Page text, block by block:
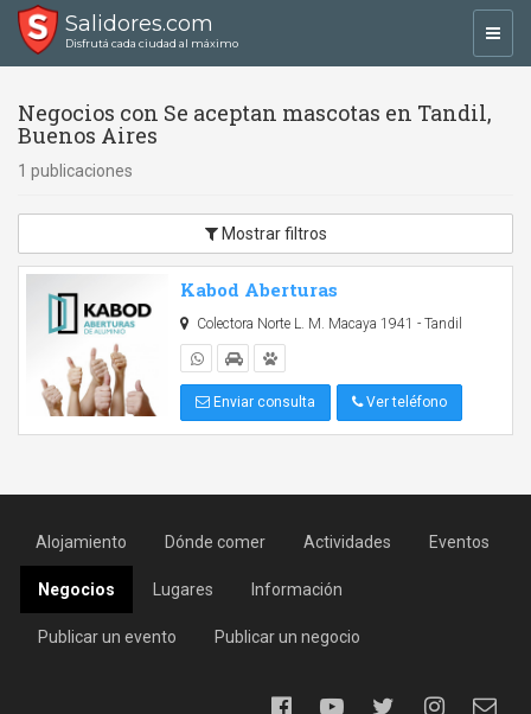
Salidores.com
Disfrutá cada ciudad al máximo
Negocios con Se aceptan mascotas en Tandil,
Buenos Aires
1 publicaciones
Mostrar filtros
Kabod Aberturas
Colectora Norte L. M. Macaya 1941 - Tandil
Enviar consulta Ver teléfono
Alojamiento Dónde comer Actividades Eventos
Negocios Lugares Información
Publicar un evento Publicar un negocio